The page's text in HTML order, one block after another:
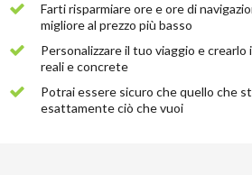
qui
la
Farti risparmiare ore e ore di
migliore al prezzo più basso
Personalizzare il tuo viaggio e
reali e concrete
Potrai essere sicuro che quello che
esattamente ciò che vuoi